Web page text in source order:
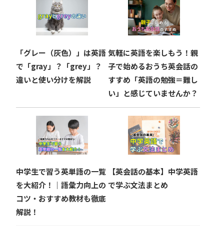
「グレー（灰色）」は英語
で「gray」？「grey」？
違いと使い分けを解説
気軽に英語を楽しもう！親
子で始めるおうち英会話の
すすめ「英語の勉強＝難し
い」と感じていませんか？
中学生で習う英単語の一覧
を大紹介！｜語彙力向上の
コツ・おすすめ教材も徹底
解説！
【英会話の基本】中学英語
で学ぶ文法まとめ